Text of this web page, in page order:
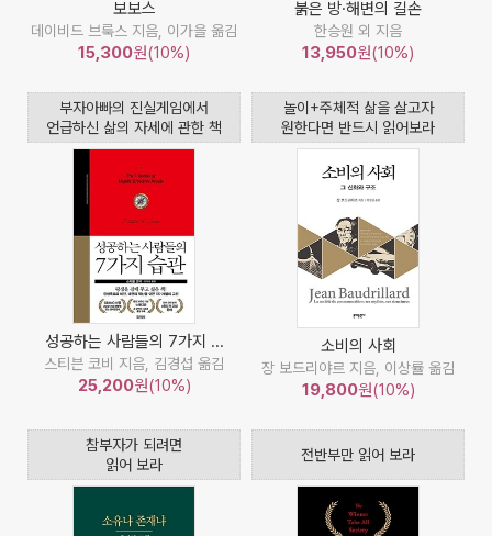
보보스
데이비드 브룩스 지음, 이가을 옮김
15,300원(10%)
붉은 방·해변의 길손
한승원 외 지음
13,950원(10%)
부자아빠의 진실게임에서
언급하신 삶의 자세에 관한 책
성공하는 사람들의 7가지 ...
스티븐 코비 지음, 김경섭 옮김
25,200원(10%)
놀이+주체적 삶을 살고자
원한다면 반드시 읽어보라
소비의 사회
장 보드리야르 지음, 이상률 옮김
19,800원(10%)
참부자가 되려면
읽어 보라
전반부만 읽어 보라